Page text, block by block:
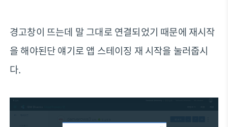
경고창이 뜨는데 말 그대로 연결되었기 때문에 재시작
을 해야된단 얘기로 앱 스테이징 재 시작을 눌러줍시
다.